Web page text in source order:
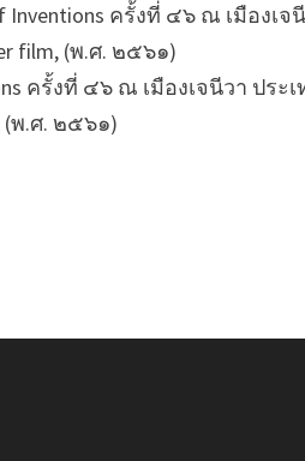
Inventions ครั้งที่ ๔๖ ณ เมือง
film, (พ.ศ. ๒๕๖๑)
ครั้งที่ ๔๖ ณ เมืองเจนีวา ปร
(พ.ศ. ๒๕๖๑)